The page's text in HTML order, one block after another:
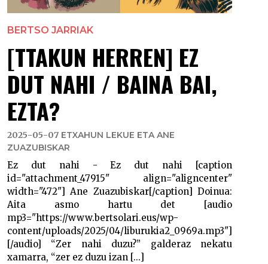
BERTSO JARRIAK
[TTAKUN HERREN] EZ
DUT NAHI / BAINA BAI,
EZTA?
2025-05-07 ETXAHUN LEKUE ETA ANE
ZUAZUBISKAR
Ez dut nahi - Ez dut nahi [caption
id="attachment_47915" align="aligncenter"
width="472"] Ane Zuazubiskar[/caption] Doinua:
Aita asmo hartu det [audio
mp3="https://www.bertsolari.eus/wp-
content/uploads/2025/04/liburukia2_0969a.mp3"]
[/audio] “Zer nahi duzu?” galderaz nekatu
xamarra, “zer ez duzu izan [...]